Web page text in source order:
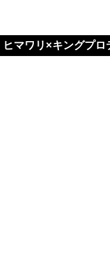
ヒマワリ×キングプ